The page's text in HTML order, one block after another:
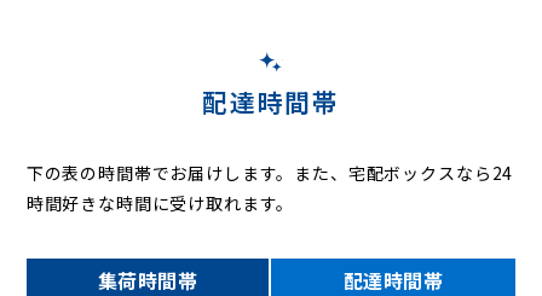
配達時間帯
下の表の時間帯でお届けします。また、宅配ボックスなら24
時間好きな時間に受け取れます。
集荷時間帯 配達時間帯